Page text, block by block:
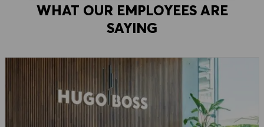
WHAT OUR EMPLOYEES ARE
SAYING